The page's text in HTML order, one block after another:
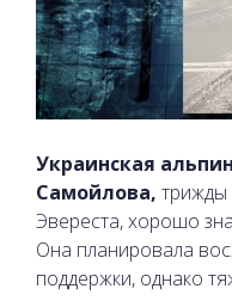
Украинская
Самойлова,
Эвереста, хорошо
Она планировала
поддержки, однако